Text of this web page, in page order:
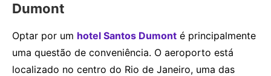
Dumont
Optar por um hotel Santos Dumont é principalmente
uma questão de conveniência. O aeroporto está
localizado no centro do Rio de Janeiro, uma das